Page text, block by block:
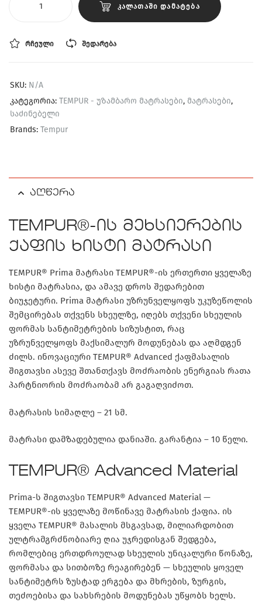
ᲙᲐᲚᲐᲗᲐᲨᲘ ᲓᲐᲛᲐᲢᲔᲑᲐ
ᲠᲩᲔᲣᲚᲘ ᲨᲔᲓᲐᲠᲔᲑᲐ
SKU: N/A
კატეგორია: TEMPUR - უზამბარო მატრასები, მატრასები,
საძინებელი
Brands: Tempur
აღწერა
TEMPUR®-ის მეხსიერების
ქაფის ხისტი მატრასი
TEMPUR® Prima მატრასი TEMPUR®-ის ერთერთი ყველაზე
ხისტი მატრასია, და ამავე დროს შედარებით
ბიუჯეტური. Prima მატრასი უზრუნველყოფს უკუზეწოლის
შემცირებას თქვენს სხეულზე, იღებს თქვენი სხეულის
ფორმას სანტიმეტრების სიზუსტით, რაც
უზრუნველყოფს მაქსიმალურ მოდუნებას და აღმდგენ
ძილს. ინოვაციური TEMPUR® Advanced ქაფმასალის
შიგთავსი ასევე შთანთქავს მოძრაობის ენერგიას რათა
პარტნიორის მოძრაობამ არ გაგაღვიძოთ.
მატრასის სიმაღლე – 21 სმ.
მატრასი დამზადებულია დანიაში. გარანტია – 10 წელი.
TEMPUR® Advanced Material
Prima-ს შიგთავსი TEMPUR® Advanced Material —
TEMPUR®-ის ყველაზე მოწინავე მატრასის ქაფია. ის
ყველა TEMPUR® მასალის მსგავსად, მილიარდობით
ულტრამგრძნობიარე ღია უჯრედისგან შედგება,
რომლებიც ერთდროულად სხეულის უნიკალური წონაზე,
ფორმასა და სითბოზე რეაგირებენ — სხეულის ყოველ
სანტიმეტრს ზუსტად ერგება და მხრების, ზურგის,
თეძოებისა და სახსრების მოდუნებას უწყობს ხელს.